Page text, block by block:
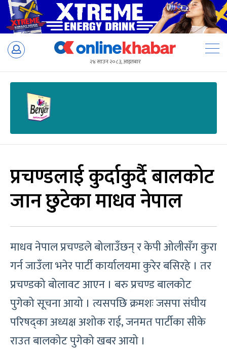
Skip
२४ साउन २०८३, आइतबार
प्रचण्डलाई कुर्दाकुर्दै बालकोट
जान छुटेका माधव नेपाल
माधव नेपाल प्रचण्डले बोलाउँछन् र केपी ओलीसँग कुरा
गर्न जाउँला भनेर पार्टी कार्यालयमा कुरेर बसिरहे । तर
प्रचण्डको बोलावट आएन । बरु प्रचण्ड बालकोट
पुगेको सूचना आयो । त्यसपछि क्रमशः जसपा संघीय
परिषद्का अध्यक्ष अशोक राई, जनमत पार्टीका सीके
राउत बालकोट पुगेको खबर आयो ।